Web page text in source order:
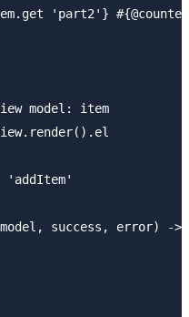
'part2'}
model: item
'addItem'
success, error) ->